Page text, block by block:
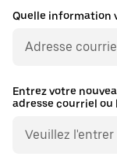
Quelle information
Entrez votre
adresse courriel ou